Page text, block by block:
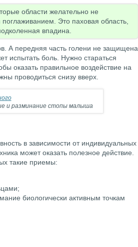
области желательно не
поглаживанием. Это паховая область,
впадина.
А передняя часть голени не защищена
испытать боль. Нужно стараться
оказать правильное воздействие на
проводиться снизу вверх.
и разминание стопы малыша
в зависимости от индивидуальных
может оказать полезное действие.
такие приемы:
биологически активным точкам